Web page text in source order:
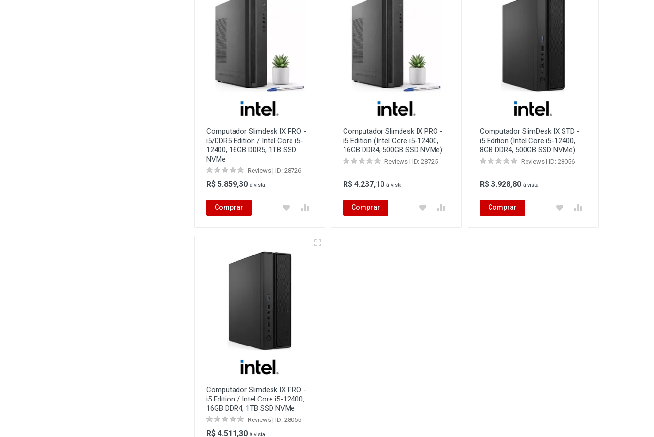
Computador Slimdesk IX PRO -
i5/DDR5 Edition / Intel Core i5-
12400, 16GB DDR5, 1TB SSD
NVMe
Reviews | ID: 28726
R$ 5.859,30 à vista
Comprar
Computador Slimdesk IX PRO -
i5 Edition (Intel Core i5-12400,
16GB DDR4, 500GB SSD NVMe)
Reviews | ID: 28725
R$ 4.237,10 à vista
Comprar
Computador SlimDesk IX STD -
i5 Edition (Intel Core i5-12400,
8GB DDR4, 500GB SSD NVMe)
Reviews | ID: 28056
R$ 3.928,80 à vista
Comprar
Computador Slimdesk IX PRO -
i5 Edition / Intel Core i5-12400,
16GB DDR4, 1TB SSD NVMe
Reviews | ID: 28055
R$ 4.511,30 à vista